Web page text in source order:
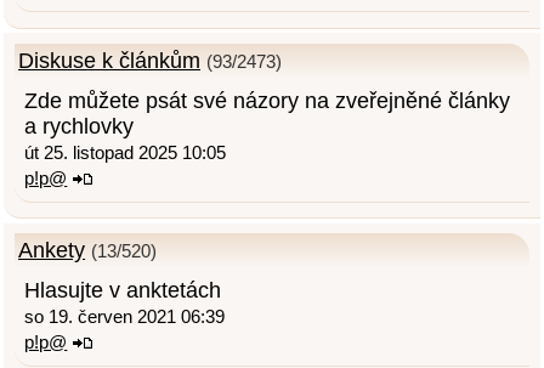
Diskuse k článkům (93/2473)
Zde můžete psát své názory na zveřejněné články
a rychlovky
út 25. listopad 2025 10:05
p!p@
Ankety (13/520)
Hlasujte v anktetách
so 19. červen 2021 06:39
p!p@